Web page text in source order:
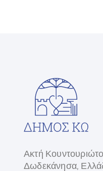
Ακτή
Δωδεκάνησα,